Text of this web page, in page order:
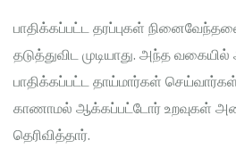
பாதிக்கப்பட்ட தரப்புகள்
தடுத்துவிட முடியாது. அந்த
பாதிக்கப்பட்ட தாய்மார்கள்
காணாமல் ஆக்கப்பட்டோர் உறவுகள்
தெரிவித்தார்.